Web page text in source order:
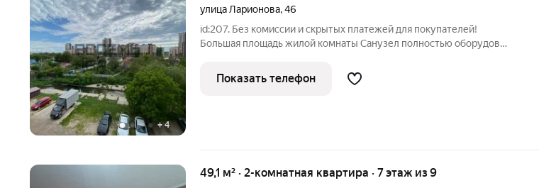
+4
улица Ларионова,46
id:207. Без комиссии и скрытых платежей для покупателей!
Большая площадь жилой комнаты Санузел полностью оборудован
не шумные соседи Красивый двор С балкона открывается вид на
реку Салгир и жк
Показать телефон
49,1 м² · 2-комнатная квартира · 7 этаж из 9